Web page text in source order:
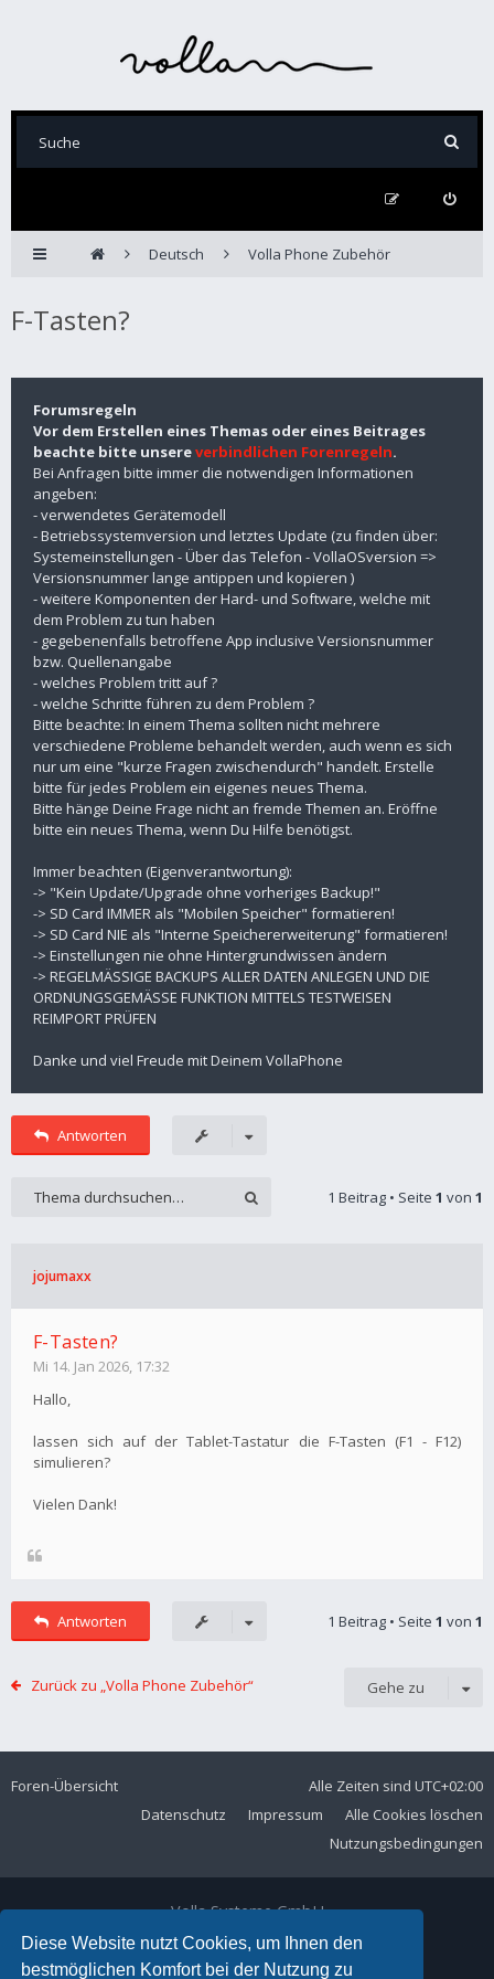
Diese Website nutzt Cookies, um Ihnen den
bestmöglichen Komfort bei der Nutzung zu
Deutsch Volla Phone Zubehör
F-Tasten?
Forumsregeln
Vor dem Erstellen eines Themas oder eines Beitrages
beachte bitte unsereverbindlichen Forenregeln.
Bei Anfragen bitte immer die notwendigen Informationen
angeben:
- verwendetes Gerätemodell
- Betriebssystemversion und letztes Update (zu finden über:
Systemeinstellungen - Über das Telefon - VollaOSversion =>
Versionsnummer lange antippen und kopieren )
- weitere Komponenten der Hard- und Software, welche mit
dem Problem zu tun haben
- gegebenenfalls betroffene App inclusive Versionsnummer
bzw. Quellenangabe
- welches Problem tritt auf ?
- welche Schritte führen zu dem Problem ?
Bitte beachte: In einem Thema sollten nicht mehrere
verschiedene Probleme behandelt werden, auch wenn es sich
nur um eine "kurze Fragen zwischendurch" handelt. Erstelle
bitte für jedes Problem ein eigenes neues Thema.
Bitte hänge Deine Frage nicht an fremde Themen an. Eröffne
bitte ein neues Thema, wenn Du Hilfe benötigst.
Immer beachten (Eigenverantwortung):
-> "Kein Update/Upgrade ohne vorheriges Backup!"
-> SD Card IMMER als "Mobilen Speicher" formatieren!
-> SD Card NIE als "Interne Speichererweiterung" formatieren!
-> Einstellungen nie ohne Hintergrundwissen ändern
-> REGELMÄSSIGE BACKUPS ALLER DATEN ANLEGEN UND DIE
ORDNUNGSGEMÄSSE FUNKTION MITTELS TESTWEISEN
REIMPORT PRÜFEN
Danke und viel Freude mit Deinem VollaPhone
Antworten
1 Beitrag • Seite 1 von 1
jojumaxx
F-Tasten?
Mi 14. Jan 2026, 17:32
Hallo,
lassen sich auf der Tablet-Tastatur die F-Tasten (F1 - F12)
simulieren?
Vielen Dank!
Antworten 1 Beitrag • Seite 1 von 1
Zurück zu „Volla Phone Zubehör“ Gehe zu
Foren-Übersicht Alle Zeiten sind UTC+02:00
Alle Cookies löschen
Impressum
Datenschutz
Nutzungsbedingungen
Volla Systeme GmbH
Kölner Straße 102
42897 Remscheid